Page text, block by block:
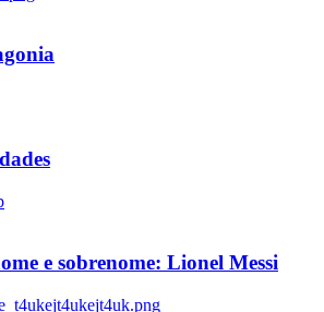
e sobrenome: Lionel Messi